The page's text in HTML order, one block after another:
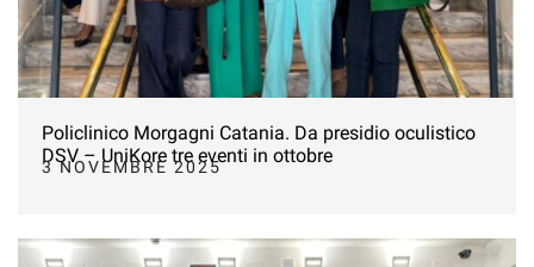
Policlinico Morgagni Catania. Da presidio oculistico
DSV – UniKore tre eventi in ottobre
3 NOVEMBRE 2025